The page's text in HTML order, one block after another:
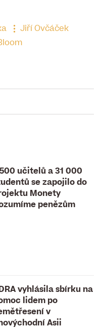
Jiří Ovčáček
učitelů a 31 000
se zapojilo do
Monety
penězům
vyhlásila sbírku na
lidem po
v
Asii